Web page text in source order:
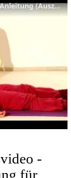
Bauchmuskelübung, sanft - Praktische Anleitung (Auszug aus einer kompletten Yoga Anfängerstunde)
-
für